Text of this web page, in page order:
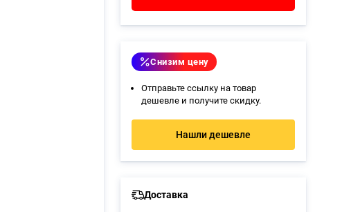
Снизим цену
Отправьте ссылку на товар
дешевле и получите скидку.
Нашли дешевле
Доставка